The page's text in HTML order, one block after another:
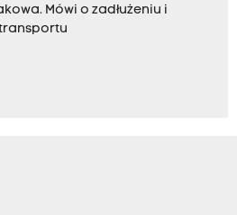
Mówi o zadłużeniu i